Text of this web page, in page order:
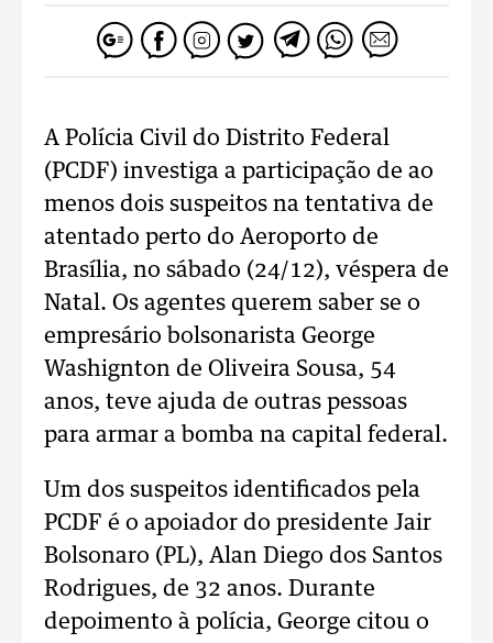
A Polícia Civil do Distrito Federal
(PCDF) investiga a participação de ao
menos dois suspeitos na tentativa de
atentado perto do Aeroporto de
Brasília, no sábado (24/12), véspera de
Natal. Os agentes querem saber se o
empresário bolsonarista George
Washignton de Oliveira Sousa, 54
anos, teve ajuda de outras pessoas
para armar a bomba na capital federal.
Um dos suspeitos identificados pela
PCDF é o apoiador do presidente Jair
Bolsonaro (PL), Alan Diego dos Santos
Rodrigues, de 32 anos. Durante
depoimento à polícia, George citou o